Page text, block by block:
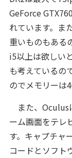
GeForce
れています。ま
重いものもある
i5以上は欲しい
も考えているの
のでメモリーは
また、Oculus
ーム画面をテレ
す。キャプチャ
コードとソフト